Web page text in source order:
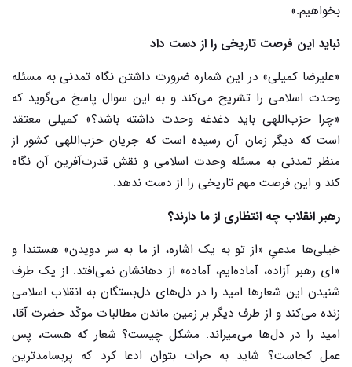
بخواهیم.»
نباید این فرصت تاریخی را از دست داد
«علیرضا کمیلی» در این شماره ضرورت داشتن نگاه تمدنی به مسئله
وحدت اسلامی را تشریح می‌کند و به این سوال پاسخ می‌گوید که
«چرا حزب‌اللهی باید دغدغه وحدت داشته باشد؟» کمیلی معتقد
است که دیگر زمان آن رسیده است که جریان حزب‌اللهی کشور از
منظر تمدنی به مسئله وحدت اسلامی و نقش قدرت‌آفرین آن نگاه
کند و این فرصت مهم تاریخی را از دست ندهد.
رهبر انقلاب چه انتظاری از ما دارند؟
خیلی‌ها مدعیِ «از تو به یک اشاره، از ما به سر دویدن» هستند! و
«ای رهبر آزاده، آماده‌ایم، آماده» از دهانشان نمی‌افتد. از یک ‌طرف
شنیدن این شعارها امید را در دل‌های دل‌بستگان به انقلاب اسلامی
زنده می‌کند و از طرف دیگر بر زمین ماندن مطالبات موکّد حضرت آقا،
امید را در دل‌ها می‌میراند. مشکل چیست؟ شعار که هست، پس
عمل کجاست؟ شاید به جرات بتوان ادعا کرد که پربسامدترین